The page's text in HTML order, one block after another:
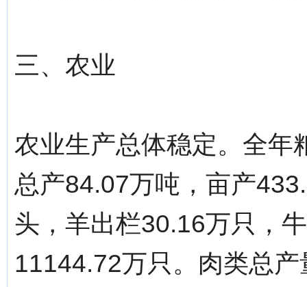
三、农业
农业生产总体稳定。全年
总产84.07万吨，亩产
头，羊出栏30.16万只，
11144.72万只。肉类总